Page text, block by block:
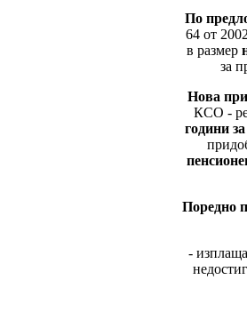
По
64 от
в размер
за
Нова
КСО -
години
Поредно
-